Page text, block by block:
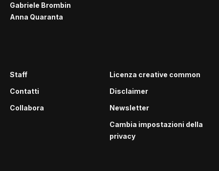
Gabriele Brombin
Anna Quaranta
Staff
Contatti
Collabora
Licenza creative common
Disclaimer
Newsletter
Cambia impostazioni della
privacy